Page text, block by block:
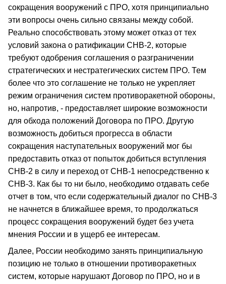
сокращения вооружений с ПРО, хотя принципиально
эти вопросы очень сильно связаны между собой.
Реально способствовать этому может отказ от тех
условий закона о ратификации СНВ-2, которые
требуют одобрения соглашения о разграничении
стратегических и нестратегических систем ПРО. Тем
более что это соглашение не только не укрепляет
режим ограничения систем противоракетной обороны,
но, напротив, - предоставляет широкие возможности
для обхода положений Договора по ПРО. Другую
возможность добиться прогресса в области
сокращения наступательных вооружений мог бы
предоставить отказ от попыток добиться вступления
СНВ-2 в силу и переход от СНВ-1 непосредственно к
СНВ-3. Как бы то ни было, необходимо отдавать себе
отчет в том, что если содержательный диалог по СНВ-3
не начнется в ближайшее время, то продолжаться
процесс сокращения вооружений будет без учета
мнения России и в ущерб ее интересам.
Далее, России необходимо занять принципиальную
позицию не только в отношении противоракетных
систем, которые нарушают Договор по ПРО, но и в